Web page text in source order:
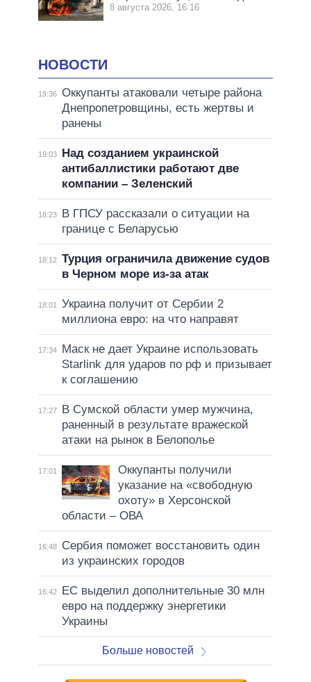
8 августа 2026, 16:16
НОВОСТИ
19:36 Оккупанты атаковали четыре района
Днепропетровщины, есть жертвы и
ранены
19:03
Над созданием украинской
антибаллистики работают две
компании – Зеленский
18:23
В ГПСУ рассказали о ситуации на
границе с Беларусью
18:12 Турция ограничила движение судов
в Черном море из-за атак
18:01
Украина получит от Сербии 2
миллиона евро: на что направят
17:34
Маск не дает Украине использовать
Starlink для ударов по рф и призывает
к соглашению
17:27
В Сумской области умер мужчина,
раненный в результате вражеской
атаки на рынок в Белополье
17:01
Оккупанты получили
указание на «свободную
охоту» в Херсонской
области – ОВА
16:48
Сербия поможет восстановить один
из украинских городов
16:42
ЕС выделил дополнительные 30 млн
евро на поддержку энергетики
Украины
Больше новостей